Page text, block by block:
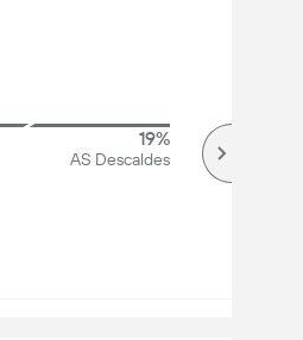
19%
AS Descaldes